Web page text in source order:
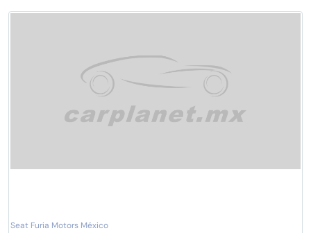
Seat Furia Motors México